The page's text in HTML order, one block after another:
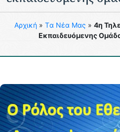
Aρχική» Tα Νέα Μας » 4η
Εκπαιδευόμενης